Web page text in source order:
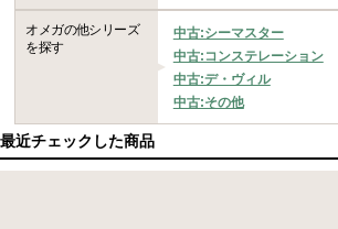
オメガの他シリーズ
を探す
中古:シーマスター
中古:コンステレーション
中古:デ・ヴィル
中古:その他
最近チェックした商品